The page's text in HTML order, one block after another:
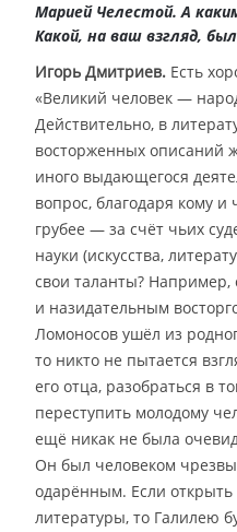
Марией Челестой. А
Какой, на ваш взгляд,
Игорь Дмитриев. Есть
«Великий человек —
Действительно, в
восторженных описаний
иного выдающегося
вопрос, благодаря кому и
грубее — за счёт чьих
науки (искусства,
свои таланты? Например,
и назидательным
Ломоносов ушёл из
то никто не пытается
его отца, разобраться в
переступить молодому
ещё никак не была
Он был человеком
одарённым. Если
литературы, то Галилею